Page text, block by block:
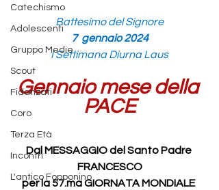
Catechismo
Adolescenti
Gruppo Medie
Scout
Fidanzati
Coro
Terza Età
Incontri
L'antico Fopponino
Battesimo del Signore
7  gennaio 2024
I Settimana Diurna Laus
Gennaio mese della
PACE
Dal MESSAGGIO del Santo Padre
FRANCESCO
per la 57.ma GIORNATA MONDIALE